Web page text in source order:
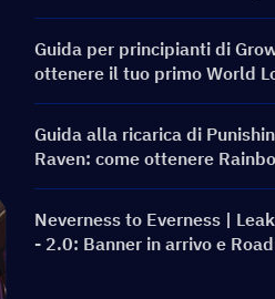
nell'aggiornamento del
Stagione 9.5
Guida per principianti di
ottenere il tuo primo World
rapido e sicuro
Guida alla ricarica di
Raven: come ottenere
miglior prezzo?
Neverness to Everness |
- 2.0: Banner in arrivo e